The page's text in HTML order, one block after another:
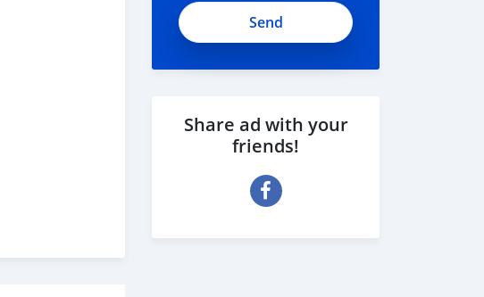
QkzD8afeNxNyKXz5FvWX
Share ad with your
friends!